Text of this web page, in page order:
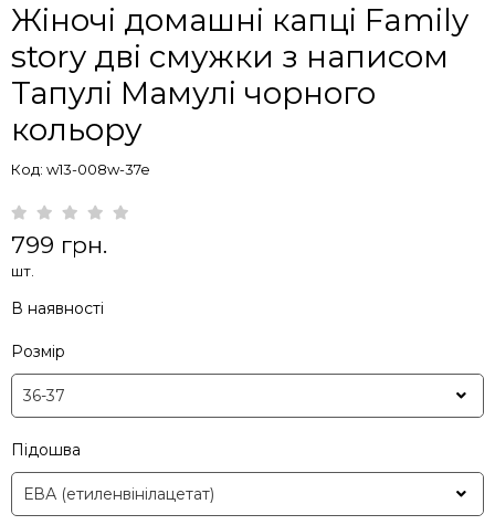
Жіночі домашні капці Family
story дві смужки з написом
Тапулі Мамулі чорного
кольору
Код: w13-008w-37e
799 грн.
шт.
В наявності
Розмір
Підошва